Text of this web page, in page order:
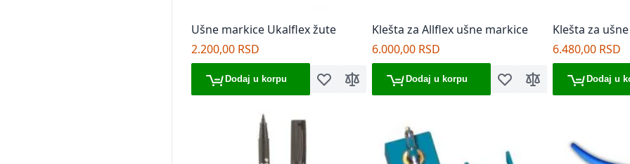
Ušne markice Ukalflex žute
2.200,00 RSD
Dodaj u korpu Dodaj u listu želja
Dodaj za poređenje
Klešta za Allflex ušne markice
6.000,00 RSD
Dodaj u korpu Dodaj u listu želja
Dodaj za poređenje
Klešta za
6.480,00 RSD
Dodaj u